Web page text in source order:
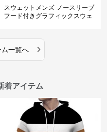
スウェットメンズ ノースリーブ
フード付きグラフィックスウェ
ム一覧へ ›
着アイテム